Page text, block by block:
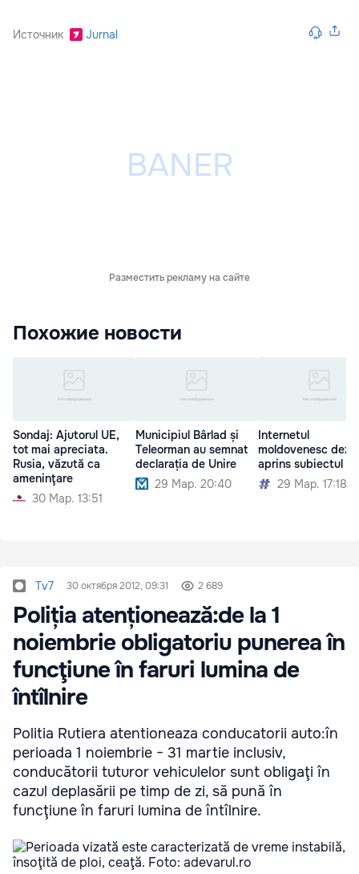
Источник Jurnal
Разместить рекламу на сайте
Похожие новости
Sondaj: Ajutorul UE,
tot mai apreciata.
Rusia, văzută ca
ameninţare
30 Мар. 13:51
Municipiul Bârlad și
Teleorman au semnat
declarația de Unire
29 Мар. 20:40
Internetul
moldovenesc
aprins subiectul
29 Мар. 17:18
Tv7 30 октября 2012, 09:31 2 689
Poliția atenționează:de la 1
noiembrie obligatoriu punerea în
funcţiune în faruri lumina de
întîlnire
Politia Rutiera atentioneaza conducatorii auto:în
perioada 1 noiembrie − 31 martie inclusiv,
conducătorii tuturor vehiculelor sunt obligaţi în
cazul deplasării pe timp de zi, să pună în
funcţiune în faruri lumina de întîlnire.